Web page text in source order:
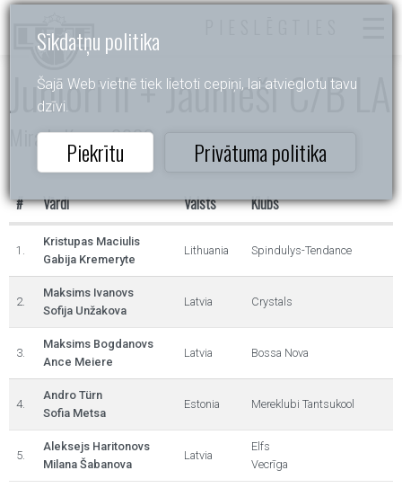
Sīkdatņu politika
Šajā Web vietnē tiek lietoti cepiņi, lai atvieglotu tavu
dzīvi.
Piekrītu Privātuma politika
Juniori II + Jaunieši C/B LA
Mirada Kauss 2026
# Vārdi Valsts Klubs
1.
Kristupas Maciulis
Gabija Kremeryte
Lithuania Spindulys-Tendance
2.
Maksims Ivanovs
Sofija Unžakova
Latvia Crystals
3.
Maksims Bogdanovs
Ance Meiere
Latvia Bossa Nova
4.
Andro Türn
Sofia Metsa
Estonia Mereklubi Tantsukool
5.
Aleksejs Haritonovs
Milana Šabanova
Latvia
Elfs
Vecrīga